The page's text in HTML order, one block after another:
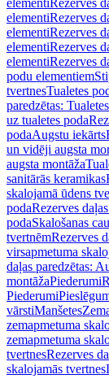
elementiRezerves
elementiRezerves
elementiRezerves
elementiRezerves
elementiRezerves
podu elementiem
tvertnesTualetes
paredzētas:
uz tualetes poda
podaAugstu iekārts
un vidēji augsta
augsta montāža
sanitārās keramikas
skalojamā ūdens
podaRezerves
podaSkalošanas
tvertnēmRezerves
virsapmetuma
daļas paredzētas:
montāžaPiederumi
Piederumi
vārstiManšetes
zemapmetuma
zemapmetuma
tvertnesRezerves
skalojamās tvertnes